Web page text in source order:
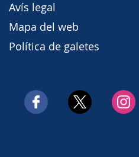
Avís legal
Mapa del web
Política de galetes